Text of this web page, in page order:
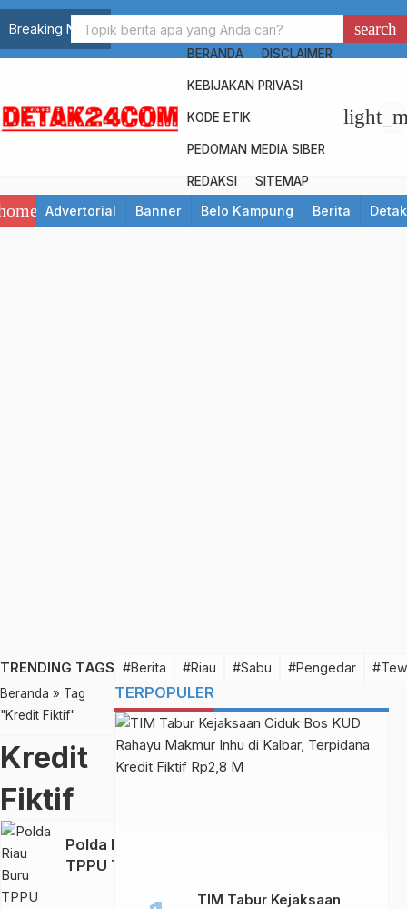
Breaking News search
BERANDA DISCLAIMER
KEBIJAKAN PRIVASI
KODE ETIK
PEDOMAN MEDIA SIBER
REDAKSI SITEMAP
Advertorial Banner Belo Kampung Berita
TRENDING TAGS #Berita #Riau #Sabu #Pengedar
Beranda » Tag
"Kredit Fiktif"
Kredit
Fiktif
Polda Riau Buru
TPPU Tersangka
TERPOPULER
TIM Tabur Kejaksaan